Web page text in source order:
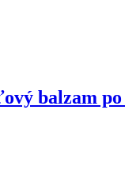
balzam po